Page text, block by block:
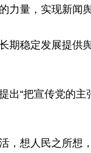
力量，实现新闻
期稳定发展提供
出“把宣传党的
想人民之所想